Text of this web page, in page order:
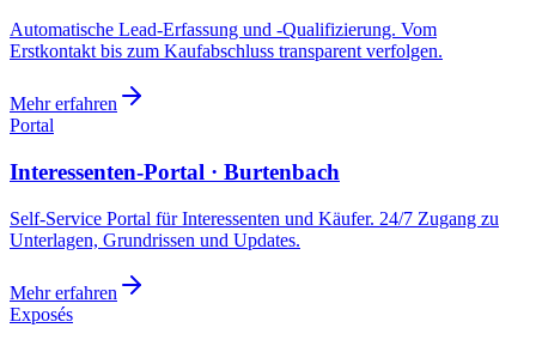
Automatische Lead-Erfassung und -Qualifizierung. Vom
Erstkontakt bis zum Kaufabschluss transparent verfolgen.
Mehr erfahren
Portal
Interessenten-Portal · Burtenbach
Self-Service Portal für Interessenten und Käufer. 24/7 Zugang zu
Unterlagen, Grundrissen und Updates.
Mehr erfahren
Exposés